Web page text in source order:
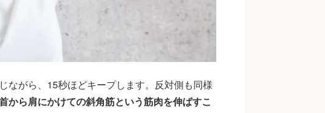
ながら、15秒ほどキープします。反対側も同様
から肩にかけての斜角筋という筋肉を伸ばすこ